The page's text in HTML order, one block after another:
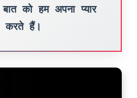
को हम अपना प्यार
करते हैं।